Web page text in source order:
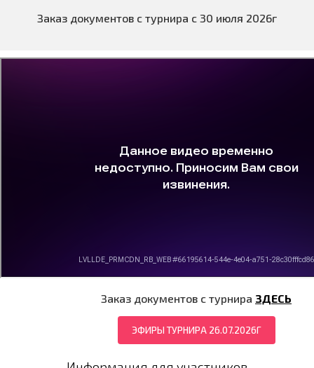
Заказ документов с турнира с 30 июля 2026г
Заказ документов с турнира ЗДЕСЬ
ЭФИРЫ ТУРНИРА 26.07.2026Г